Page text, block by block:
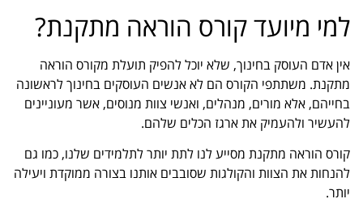
למי מיועד קורס הוראה מתקנת?
אין אדם העוסק בחינוך, שלא יוכל להפיק תועלת מקורס הוראה
מתקנת. משתתפי הקורס הם לא אנשים העוסקים בחינוך לראשונה
בחייהם, אלא מורים, מנהלים, ואנשי צוות מנוסים, אשר מעוניינים
להעשיר ולהעמיק את ארגז הכלים שלהם.
קורס הוראה מתקנת מסייע לנו לתת יותר לתלמידים שלנו, כמו גם
להנחות את הצוות והקולגות שסובבים אותנו בצורה ממוקדת ויעילה
יותר.